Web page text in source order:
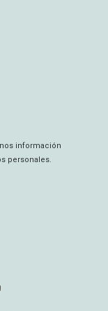
información
personales.